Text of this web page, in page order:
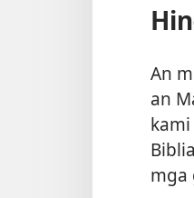
An
an
mga